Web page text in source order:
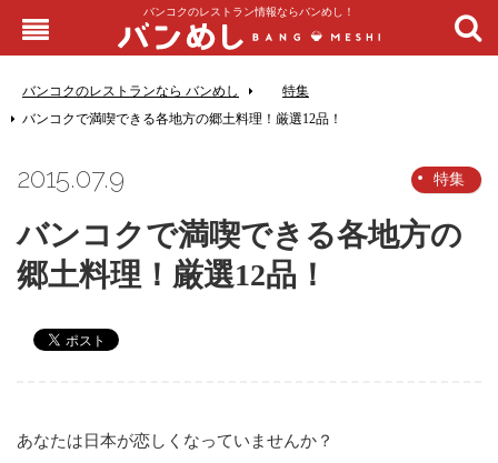
バンコクのレストラン情報ならバンめし！
バンコクのレストランなら バンめし
特集
バンコクで満喫できる各地方の郷土料理！厳選12品！
2015.07.9 特集
バンコクで満喫できる各地方の
郷土料理！厳選12品！
あなたは日本が恋しくなっていませんか？​